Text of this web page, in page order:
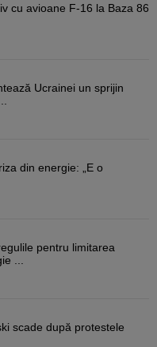
cu avioane F-16 la Baza 86
Ucrainei un sprijin
din energie: „E o
pentru limitarea
...
scade după protestele